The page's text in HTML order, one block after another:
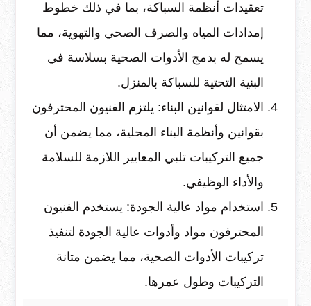
تعقيدات أنظمة السباكة، بما في ذلك خطوط
إمدادات المياه والصرف الصحي والتهوية، مما
يسمح له بدمج الأدوات الصحية بسلاسة في
البنية التحتية للسباكة بالمنزل.
الامتثال لقوانين البناء: يلتزم الفنيون المحترفون
بقوانين وأنظمة البناء المحلية، مما يضمن أن
جميع التركيبات تلبي المعايير اللازمة للسلامة
والأداء الوظيفي.
استخدام مواد عالية الجودة: يستخدم الفنيون
المحترفون مواد وأدوات عالية الجودة لتنفيذ
تركيبات الأدوات الصحية، مما يضمن متانة
التركيبات وطول عمرها.